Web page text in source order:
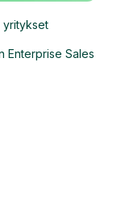
yritykset
Enterprise Sales